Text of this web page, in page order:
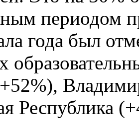
периодом
года был
Республика